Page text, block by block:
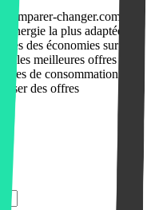
changer.com ",
la plus adaptée à
des économies sur vos
les meilleures offres
de consommation et
des offres